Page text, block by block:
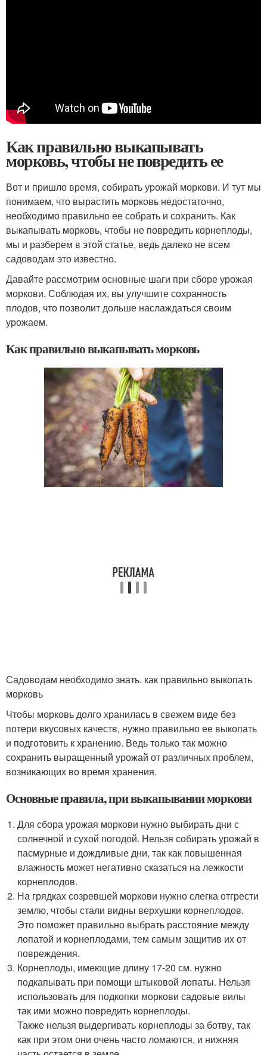
Как правильно выкапывать
морковь, чтобы не повредить ее
Вот и пришло время, собирать урожай моркови. И тут мы
понимаем, что вырастить морковь недостаточно,
необходимо правильно ее собрать и сохранить. Как
выкапывать морковь, чтобы не повредить корнеплоды,
мы и разберем в этой статье, ведь далеко не всем
садоводам это известно.
Давайте рассмотрим основные шаги при сборе урожая
моркови. Соблюдая их, вы улучшите сохранность
плодов, что позволит дольше наслаждаться своим
урожаем.
Как правильно выкапывать морковь
Садоводам необходимо знать. как правильно выкопать
морковь
Чтобы морковь долго хранилась в свежем виде без
потери вкусовых качеств, нужно правильно ее выкопать
и подготовить к хранению. Ведь только так можно
сохранить выращенный урожай от различных проблем,
возникающих во время хранения.
Основные правила, при выкапывании моркови
Для сбора урожая моркови нужно выбирать дни с
солнечной и сухой погодой. Нельзя собирать урожай в
пасмурные и дождливые дни, так как повышенная
влажность может негативно сказаться на лежкости
корнеплодов.
На грядках созревшей моркови нужно слегка отгрести
землю, чтобы стали видны верхушки корнеплодов.
Это поможет правильно выбрать расстояние между
лопатой и корнеплодами, тем самым защитив их от
повреждения.
Корнеплоды, имеющие длину 17-20 см. нужно
подкапывать при помощи штыковой лопаты. Нельзя
использовать для подкопки моркови садовые вилы
так ими можно повредить корнеплоды.
Также нельзя выдергивать корнеплоды за ботву, так
как при этом они очень часто ломаются, и нижняя